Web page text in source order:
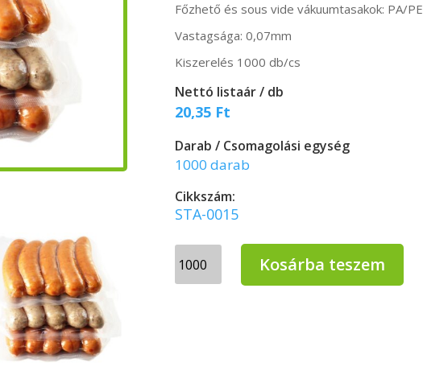
Főzhető és sous vide vákuumtasakok: PA/PE
Vastagsága: 0,07mm
Kiszerelés 1000 db/cs
Nettó listaár / db
20,35 Ft
Darab / Csomagolási egység
1000 darab
Cikkszám:
STA-0015
Vákuumtasak,
200x300×0,07
mm
Kosárba teszem